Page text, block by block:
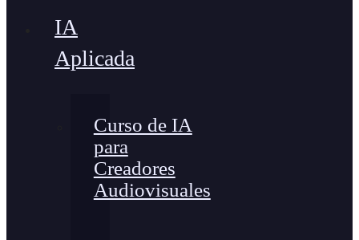
IA
Aplicada
Curso de IA
para
Creadores
Audiovisuales